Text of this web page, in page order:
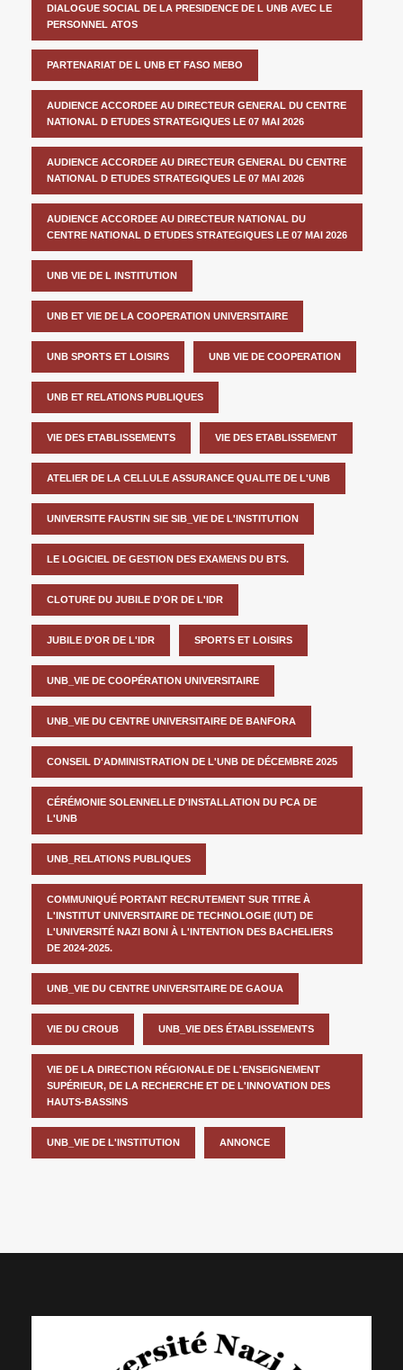
DIALOGUE SOCIAL DE LA PRESIDENCE DE L UNB AVEC LE
PERSONNEL ATOS
PARTENARIAT DE L UNB ET FASO MEBO
AUDIENCE ACCORDEE AU DIRECTEUR GENERAL DU CENTRE
NATIONAL D ETUDES STRATEGIQUES LE 07 MAI 2026
AUDIENCE ACCORDEE AU DIRECTEUR GENERAL DU CENTRE
NATIONAL D ETUDES STRATEGIQUES LE 07 MAI 2026
AUDIENCE ACCORDEE AU DIRECTEUR NATIONAL DU
CENTRE NATIONAL D ETUDES STRATEGIQUES LE 07 MAI 2026
UNB VIE DE L INSTITUTION
UNB ET VIE DE LA COOPERATION UNIVERSITAIRE
UNB SPORTS ET LOISIRS UNB VIE DE COOPERATION
UNB ET RELATIONS PUBLIQUES
VIE DES ETABLISSEMENTS VIE DES ETABLISSEMENT
ATELIER DE LA CELLULE ASSURANCE QUALITE DE L'UNB
UNIVERSITE FAUSTIN SIE SIB_VIE DE L'INSTITUTION
LE LOGICIEL DE GESTION DES EXAMENS DU BTS.
CLOTURE DU JUBILE D'OR DE L'IDR
JUBILE D'OR DE L'IDR SPORTS ET LOISIRS
UNB_VIE DE COOPÉRATION UNIVERSITAIRE
UNB_VIE DU CENTRE UNIVERSITAIRE DE BANFORA
CONSEIL D'ADMINISTRATION DE L'UNB DE DÉCEMBRE 2025
CÉRÉMONIE SOLENNELLE D'INSTALLATION DU PCA DE
L'UNB
UNB_RELATIONS PUBLIQUES
COMMUNIQUÉ PORTANT RECRUTEMENT SUR TITRE À
L'INSTITUT UNIVERSITAIRE DE TECHNOLOGIE (IUT) DE
L'UNIVERSITÉ NAZI BONI À L'INTENTION DES BACHELIERS
DE 2024-2025.
UNB_VIE DU CENTRE UNIVERSITAIRE DE GAOUA
VIE DU CROUB UNB_VIE DES ÉTABLISSEMENTS
VIE DE LA DIRECTION RÉGIONALE DE L'ENSEIGNEMENT
SUPÉRIEUR, DE LA RECHERCHE ET DE L'INNOVATION DES
HAUTS-BASSINS
UNB_VIE DE L'INSTITUTION ANNONCE